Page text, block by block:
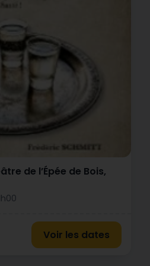
de l’Épée de Bois,
Voir les dates